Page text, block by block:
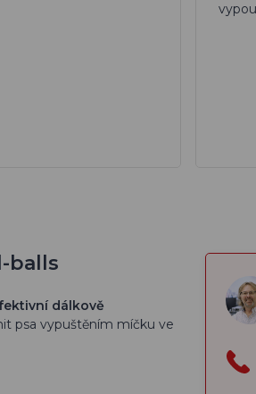
balls
dálkově
psa vypuštěním míčku ve